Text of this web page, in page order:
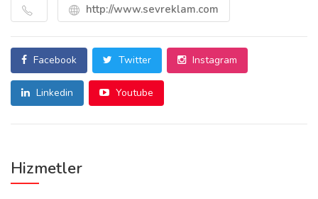
http://www.sevreklam.com
Facebook Twitter Instagram
Linkedin Youtube
Hizmetler